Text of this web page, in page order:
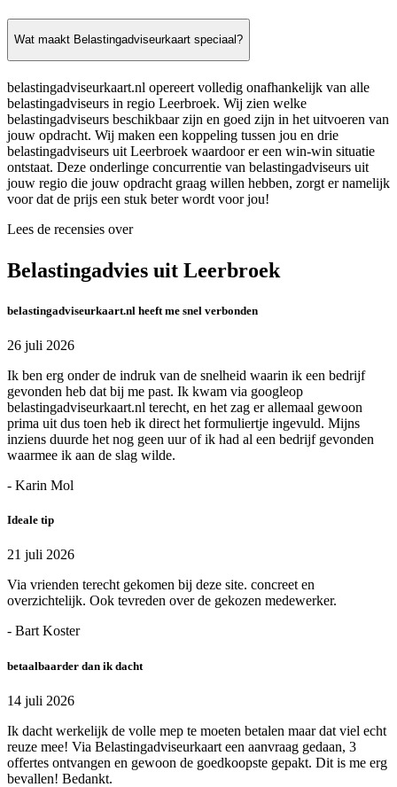
Wat maakt Belastingadviseurkaart speciaal?
belastingadviseurkaart.nl opereert volledig onafhankelijk van alle
belastingadviseurs in regio Leerbroek. Wij zien welke
belastingadviseurs beschikbaar zijn en goed zijn in het uitvoeren van
jouw opdracht. Wij maken een koppeling tussen jou en drie
belastingadviseurs uit Leerbroek waardoor er een win-win situatie
ontstaat. Deze onderlinge concurrentie van belastingadviseurs uit
jouw regio die jouw opdracht graag willen hebben, zorgt er namelijk
voor dat de prijs een stuk beter wordt voor jou!
Lees de recensies over
Belastingadvies uit Leerbroek
belastingadviseurkaart.nl heeft me snel verbonden
26 juli 2026
Ik ben erg onder de indruk van de snelheid waarin ik een bedrijf
gevonden heb dat bij me past. Ik kwam via googleop
belastingadviseurkaart.nl terecht, en het zag er allemaal gewoon
prima uit dus toen heb ik direct het formuliertje ingevuld. Mijns
inziens duurde het nog geen uur of ik had al een bedrijf gevonden
waarmee ik aan de slag wilde.
- Karin Mol
Ideale tip
21 juli 2026
Via vrienden terecht gekomen bij deze site. concreet en
overzichtelijk. Ook tevreden over de gekozen medewerker.
- Bart Koster
betaalbaarder dan ik dacht
14 juli 2026
Ik dacht werkelijk de volle mep te moeten betalen maar dat viel echt
reuze mee! Via Belastingadviseurkaart een aanvraag gedaan, 3
offertes ontvangen en gewoon de goedkoopste gepakt. Dit is me erg
bevallen! Bedankt.